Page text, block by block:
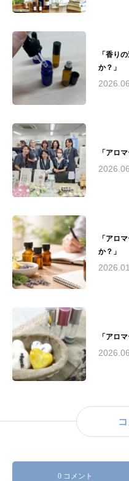
夏〜予定
人々の心
Quality of
く活躍。
康づくり
「香り
か？」
「アロ
「アロ
か？」
「アロ
0 コメント